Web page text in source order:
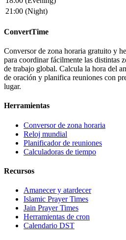
21:00 (Night)
ConvertTime
Conversor de zona horaria gratuito y
para coordinar fácilmente las distintas
de trabajo global. Calcula la hora del
de oración y planifica reuniones con
lugar.
Herramientas
Conversor de zona horaria
Reloj mundial
Planificador de reuniones
Calculadoras de tiempo
Recursos
Amanecer y atardecer
Islamic Prayer Times
Jain Prayer Times
Herramientas de cron
Calendario DST